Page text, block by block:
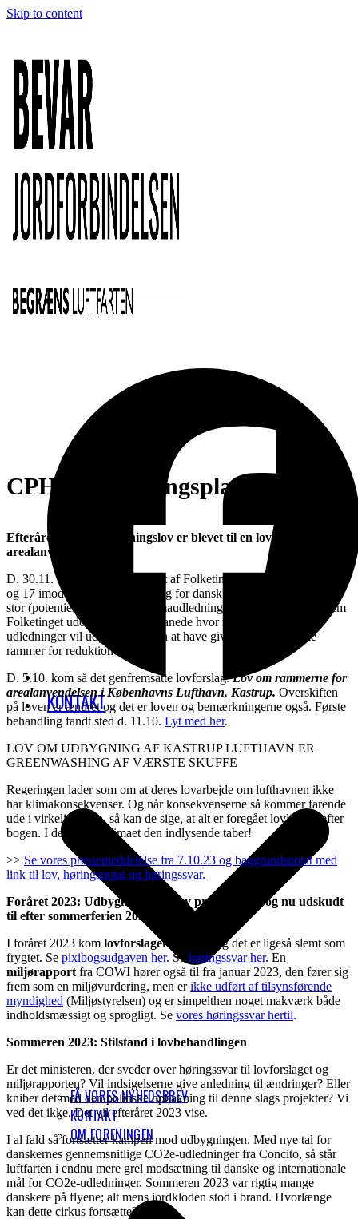
Skip to content
KONTAKT
FÅ VORES NYHEDSBREV
KONTAKT
OM FORENINGEN
CPH’s udbygningsplaner
Efteråret 2023: Udbygningslov er blevet til en lov for
arealanvendelsen
D. 30.11. blev lov L19 vedtaget af Folketinget med 91 stemmer for
og 17 imod. Det blev en sort dag for dansk klimapolitik, når en så
stor (potentiel) forøgelse af klimaudledninger kunne slippe igennem
Folketinget uden at politikerne anede hvor meget de øgede
udledninger vil udgøre, og uden at have givet erhvervet nogle
rammer for reduktioner.
D. 5.10. kom så det genfremsatte lovforslag:Lov om rammerne for
arealanvendelsen i Københavns Lufthavn, Kastrup. Overskiften
på loven er ændret og det er loven og bemærkningerne også. Første
behandling fandt sted d. 11.10. Lyt med her.
LOV OM UDBYGNING AF KASTRUP LUFTHAVN ER
GREENWASHING AF VÆRSTE SKUFFE
Regeringen lader som om at deres lovarbejde om lufthavnen ikke
har klimakonsekvenser. Og når konsekvenserne så kommer farende
ude i virkeligheden, så kan de sige, at alt er foregået lovligt og efter
bogen. I den leg er klimaet den indlysende taber!
>> Se vores pressemeddelelse fra 7.10.23 og baggrundsnotat med
link til lov, høringsnotat og høringssvar.
Foråret 2023: Udbygningslov blev præsenteret, og nu udskudt
til efter sommerferien 2023
I foråret 2023 kom lovforslagetendeligt, og det er ligeså slemt som
frygtet. Se pixibogsudgaven her. Se høringssvar her. En
miljørapport fra COWI hører også til fra januar 2023, den fører sig
frem som en miljøvurdering, men erikke udført af tilsynsførende
myndighed (Miljøstyrelsen) og er simpelthen noget makværk både
indholdsmæssigt og sprogligt. Se vores høringssvar hertil.
Sommeren 2023: Stilstand i lovbehandlingen
Er det ministeren, der sveder over høringssvar til lovforslaget og
miljørapporten? Vil indsigelserne give anledning til ændringer? Eller
kniber det med den politiske opbakning til denne slags projekter? Vi
ved det ikke. Det vil efteråret 2023 vise.
I al fald så fortsætter kampen mod udbygningen. Med nye tal for
danskernes gennemsnitlige CO2e-udledninger fra Concito, så står
luftfarten i endnu mere grel modsætning til danske og internationale
mål for CO2e-udledninger. Sommeren 2023 var rigtig mange
danskere på flyene; alt mens jordkloden stod i brand. Hvorlænge
kan dette cirkus fortsætte?